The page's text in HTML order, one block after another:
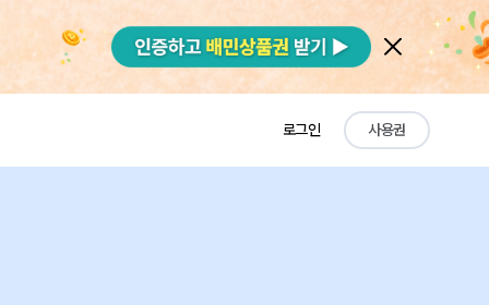
로그인 사용권